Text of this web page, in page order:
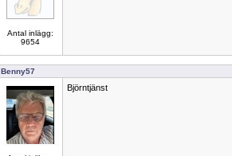
Antal inlägg:
9654
Benny57
Björntjänst